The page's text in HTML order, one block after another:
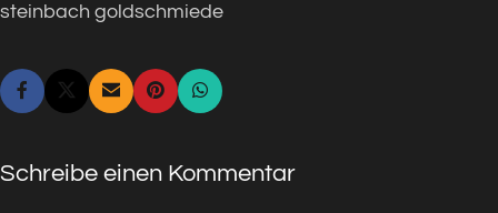
steinbach goldschmiede
Schreibe einen Kommentar